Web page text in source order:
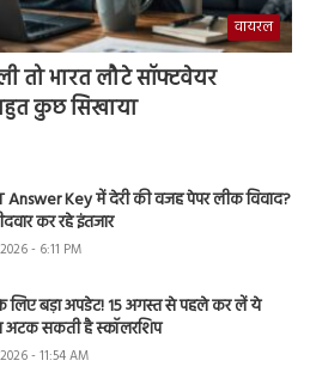
वायरल
तो भारत लौटे सॉफ्टवेयर
कुछ सिखाया
Answer Key में देरी की वजह पेपर लीक विवाद?
कर रहे इंतजार
- 6:11 PM
के लिए बड़ा अपडेट! 15 अगस्त से पहले कर लें ये
अटक सकती है स्कॉलरशिप
- 11:54 AM